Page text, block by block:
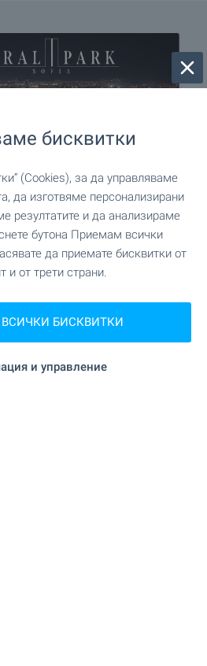
- уникален
София, кв.
в сгради А, Б и
и продажбите в
бисквитки
(Cookies), за да управляваме
да изготвяме персонализирани
резултатите и да анализираме
бутона Приемам всички
да приемате бисквитки от
и от трети страни.
БИСКВИТКИ
и управление